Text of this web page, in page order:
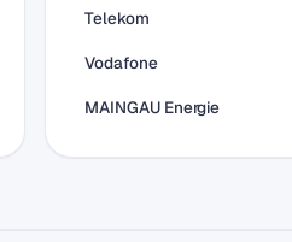
Telekom
Vodafone
MAINGAU Energie